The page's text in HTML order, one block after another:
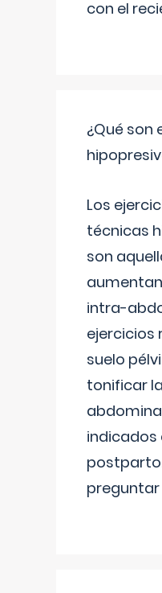
con el
¿Qué son
Los
técnicas
son
intra-
ejercicios
suelo
tonificar
indicados